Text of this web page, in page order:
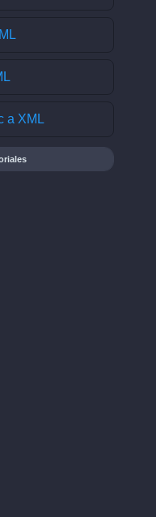
a XML